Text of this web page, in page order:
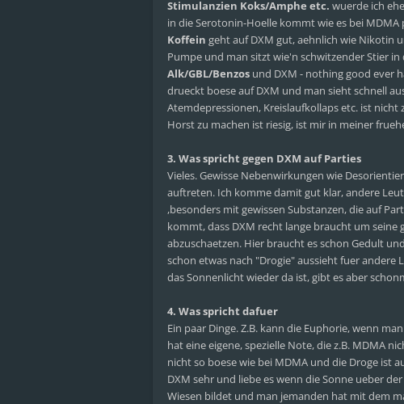
Stimulanzien Koks/Amphe etc. wuerde ich
in die Serotonin-Hoelle kommt wie es bei MDMA
Koffein geht auf DXM gut, aehnlich wie Nikotin
Pumpe und man sitzt wie'n schwitzender Stier in
Alk/GBL/Benzos und DXM - nothing good ever
drueckt boese auf DXM und man sieht schnell
Atemdepressionen, Kreislaufkollaps etc. ist nicht
Horst zu machen ist riesig, ist mir in meiner
3. Was spricht gegen DXM auf Parties
Vieles. Gewisse Nebenwirkungen wie
auftreten. Ich komme damit gut klar, andere
,besonders mit gewissen Substanzen, die auf
kommt, dass DXM recht lange braucht um seine
abzuschaetzen. Hier braucht es schon Gedult
schon etwas nach "Drogie" aussieht fuer andere
das Sonnenlicht wieder da ist, gibt es aber
4. Was spricht dafuer
Ein paar Dinge. Z.B. kann die Euphorie, wenn
hat eine eigene, spezielle Note, die z.B. MDMA
nicht so boese wie bei MDMA und die Droge ist
DXM sehr und liebe es wenn die Sonne ueber
Wiesen bildet und man jemanden hat mit dem